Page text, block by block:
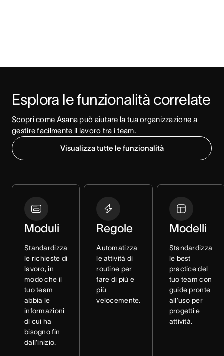
Esplora le funzionalità correlate
Scopri come Asana può aiutare la tua organizzazione a
gestire facilmente il lavoro tra i team.
Visualizza tutte le funzionalità
Moduli
Standardizza
le richieste di
lavoro, in
modo che il
tuo team
abbia le
informazioni
di cui ha
bisogno fin
dall’inizio.
Regole
Automatizza
le attività di
routine per
fare di più e
più
velocemente.
Modelli
Standardizza
le best
practice del
tuo team con
guide pronte
all’uso per
progetti e
attività.